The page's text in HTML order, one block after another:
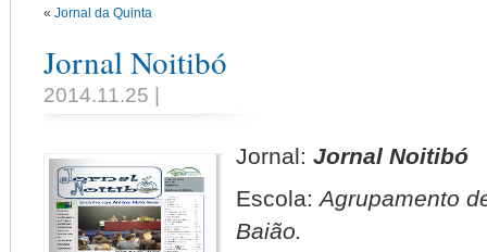
« Jornal da Quinta
Jornal Noitibó
2014.11.25 |
Jornal:Jornal Noitibó
Escola:Agrupamento
Baião.